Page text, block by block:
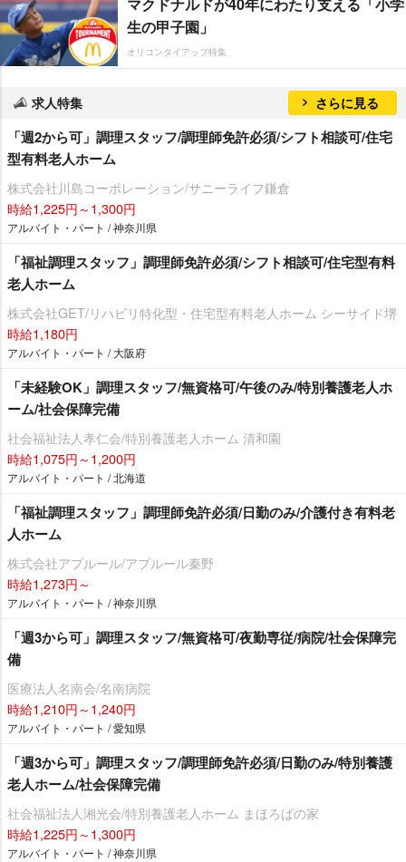
生の甲子園」
オリコンタイアップ特集
求人特集 さらに見る
「週2から可」調理スタッフ/調理師免許必須/シフト相談可/住宅
型有料老人ホーム
株式会社川島コーポレーション/サニーライフ鎌倉
時給1,225円～1,300円
アルバイト・パート / 神奈川県
「福祉調理スタッフ」調理師免許必須/シフト相談可/住宅型有料
老人ホーム
株式会社GET/リハビリ特化型・住宅型有料老人ホーム シーサイド堺
時給1,180円
アルバイト・パート / 大阪府
「未経験OK」調理スタッフ/無資格可/午後のみ/特別養護老人ホ
ーム/社会保障完備
社会福祉法人孝仁会/特別養護老人ホーム 清和園
時給1,075円～1,200円
アルバイト・パート / 北海道
「福祉調理スタッフ」調理師免許必須/日勤のみ/介護付き有料老
人ホーム
株式会社アプルール/アプルール秦野
時給1,273円～
アルバイト・パート / 神奈川県
「週3から可」調理スタッフ/無資格可/夜勤専従/病院/社会保障完
備
医療法人名南会/名南病院
時給1,210円～1,240円
アルバイト・パート / 愛知県
「週3から可」調理スタッフ/調理師免許必須/日勤のみ/特別養護
老人ホーム/社会保障完備
社会福祉法人湘光会/特別養護老人ホーム まほろばの家
時給1,225円～1,300円
アルバイト・パート / 神奈川県